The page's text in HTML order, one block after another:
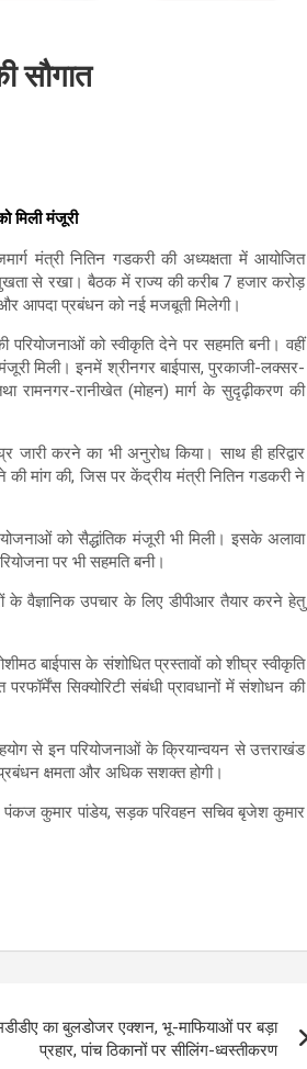
सौगात
मिली मंजूरी
मंत्री नितिन गडकरी की अध्यक्षता में आयोजित
से रखा। बैठक में राज्य की करीब 7 हजार करोड़
आपदा प्रबंधन को नई मजबूती मिलेगी।
को स्वीकृति देने पर सहमति बनी। वहीं
मिली। इनमें श्रीनगर बाईपास, पुरकाजी-लक्सर-
रामनगर-रानीखेत (मोहन) मार्ग के सुदृढ़ीकरण की
जारी करने का भी अनुरोध किया। साथ ही हरिद्वार
की मांग की, जिस पर केंद्रीय मंत्री नितिन गडकरी ने
को सैद्धांतिक मंजूरी भी मिली। इसके अलावा
पर भी सहमति बनी।
वैज्ञानिक उपचार के लिए डीपीआर तैयार करने हेतु
बाईपास के संशोधित प्रस्तावों को शीघ्र स्वीकृति
सिक्योरिटी संबंधी प्रावधानों में संशोधन की
से इन परियोजनाओं के क्रियान्वयन से उत्तराखंड
क्षमता और अधिक सशक्त होगी।
पंकज कुमार पांडेय, सड़क परिवहन सचिव बृजेश कुमार
का बुलडोजर एक्शन, भू-माफियाओं पर बड़ा
प्रहार, पांच ठिकानों पर सीलिंग-ध्वस्तीकरण